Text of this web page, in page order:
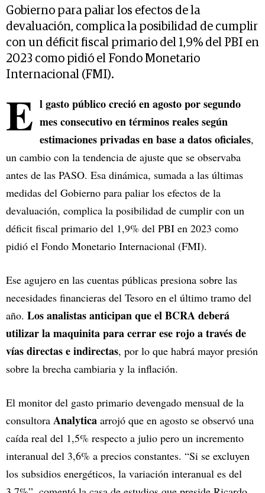
Gobierno para paliar los efectos de la
devaluación, complica la posibilidad de cumplir
con un déficit fiscal primario del 1,9% del PBI en
2023 como pidió el Fondo Monetario
Internacional (FMI).
E l gasto público creció en agosto por segundo
mes consecutivo en términos reales según
estimaciones privadas en base a datos oficiales,
un cambio con la tendencia de ajuste que se observaba
antes de las PASO. Esa dinámica, sumada a las últimas
medidas del Gobierno para paliar los efectos de la
devaluación, complica la posibilidad de cumplir con un
déficit fiscal primario del 1,9% del PBI en 2023 como
pidió el Fondo Monetario Internacional (FMI).
Ese agujero en las cuentas públicas presiona sobre las
necesidades financieras del Tesoro en el último tramo del
año. Los analistas anticipan que el BCRA deberá
utilizar la maquinita para cerrar ese rojo a través de
vías directas e indirectas, por lo que habrá mayor presión
sobre la brecha cambiaria y la inflación.
El monitor del gasto primario devengado mensual de la
consultora Analytica arrojó que en agosto se observó una
caída real del 1,5% respecto a julio pero un incremento
interanual del 3,6% a precios constantes. “Si se excluyen
los subsidios energéticos, la variación interanual es del